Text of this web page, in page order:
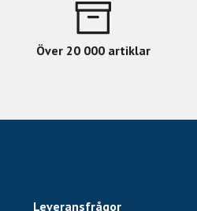
Över 20 000 artiklar
Leveransfrågor